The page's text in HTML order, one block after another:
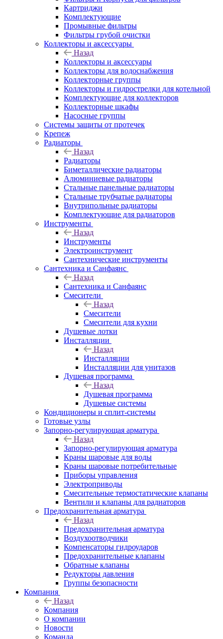
Картриджи
Комплектующие
Промывные фильтры
Фильтры грубой очистки
Коллекторы и аксессуары
Назад
Коллекторы и аксессуары
Коллекторы для водоснабжения
Коллекторные группы
Коллекторы и гидрострелки для котельной
Комплектующие для коллекторов
Коллекторные шкафы
Насосные группы
Системы защиты от протечек
Крепеж
Радиаторы
Назад
Радиаторы
Биметаллические радиаторы
Алюминиевые радиаторы
Стальные панельные радиаторы
Стальные трубчатые радиаторы
Внутрипольные радиаторы
Комплектующие для радиаторов
Инструменты
Назад
Инструменты
Электроинструмент
Сантехнические инструменты
Сантехника и Санфаянс
Назад
Сантехника и Санфаянс
Смесители
Назад
Смесители
Смесители для кухни
Душевые лотки
Инсталляции
Назад
Инсталляции
Инсталляции для унитазов
Душевая программа
Назад
Душевая программа
Душевые системы
Кондиционеры и сплит-системы
Готовые узлы
Запорно-регулирующая арматура
Назад
Запорно-регулирующая арматура
Краны шаровые для воды
Краны шаровые потребительные
Приборы управления
Электроприводы
Смесительные термостатические клапаны
Вентили и клапаны для радиаторов
Предохранительная арматура
Назад
Предохранительная арматура
Воздухоотводчики
Компенсаторы гидроударов
Предохранительные клапаны
Обратные клапаны
Редукторы давления
Группы безопасности
Компания
Назад
Компания
О компании
Новости
Команда